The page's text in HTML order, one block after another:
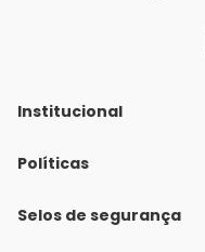
Institucional
Quem Somos
Nossas lojas
Políticas
Política de Envio
Selos de segurança